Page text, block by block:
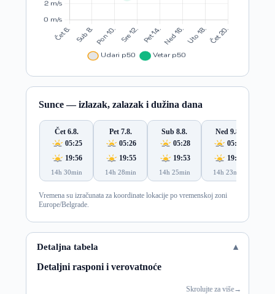
Sunce — izlazak, zalazak i dužina dana
Čet 6.8.
05:25
19:56
14h 30min
Pet 7.8.
05:26
19:55
14h 28min
Sub 8.8.
05:28
19:53
14h 25min
Ned 9.8.
05:29
19:52
14h 23min
Vremena su izračunata za koordinate lokacije po vremenskoj zoni
Europe/Belgrade.
Detaljna tabela
Detaljni rasponi i verovatnoće
Skrolujte za više→